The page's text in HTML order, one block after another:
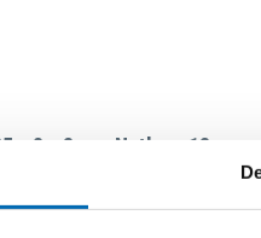
x 8 x 2 mm Nutlage 12mm